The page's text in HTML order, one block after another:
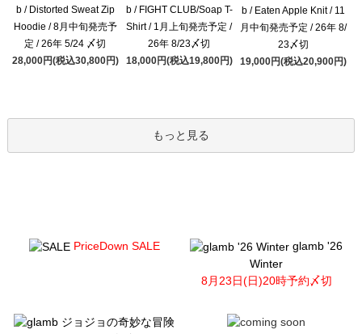
b / Distorted Sweat Zip
Hoodie / 8月中旬発売予
定 / 26年 5/24 〆切
28,000円(税込30,800円)
b / FIGHT CLUB/Soap T-
Shirt / 1月上旬発売予定 /
26年 8/23〆切
18,000円(税込19,800円)
b / Eaten Apple Knit / 11
月中旬発売予定 / 26年 8/
23〆切
19,000円(税込20,900円)
もっと見る
PriceDown SALE
glamb '26
Winter
8月23日(日)20時予約〆切